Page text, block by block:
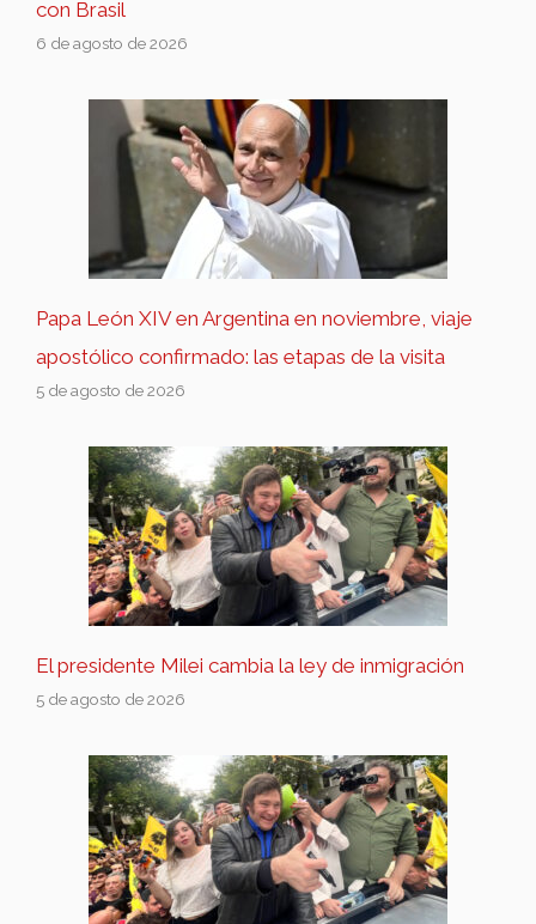
con Brasil
6 de agosto de 2026
Papa León XIV en Argentina en noviembre, viaje
apostólico confirmado: las etapas de la visita
5 de agosto de 2026
El presidente Milei cambia la ley de inmigración
5 de agosto de 2026